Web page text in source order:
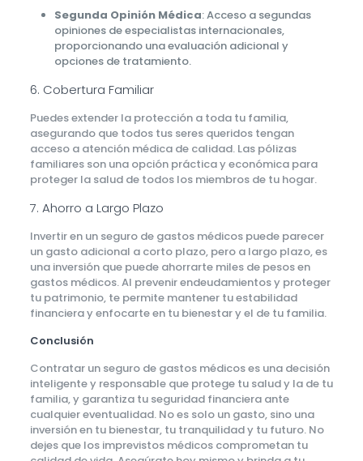
Segunda Opinión Médica: Acceso a segundas
opiniones de especialistas internacionales,
proporcionando una evaluación adicional y
opciones de tratamiento.
6. Cobertura Familiar
Puedes extender la protección a toda tu familia,
asegurando que todos tus seres queridos tengan
acceso a atención médica de calidad. Las pólizas
familiares son una opción práctica y económica para
proteger la salud de todos los miembros de tu hogar.
7. Ahorro a Largo Plazo
Invertir en un seguro de gastos médicos puede parecer
un gasto adicional a corto plazo, pero a largo plazo, es
una inversión que puede ahorrarte miles de pesos en
gastos médicos. Al prevenir endeudamientos y proteger
tu patrimonio, te permite mantener tu estabilidad
financiera y enfocarte en tu bienestar y el de tu familia.
Conclusión
Contratar un seguro de gastos médicos es una decisión
inteligente y responsable que protege tu salud y la de tu
familia, y garantiza tu seguridad financiera ante
cualquier eventualidad. No es solo un gasto, sino una
inversión en tu bienestar, tu tranquilidad y tu futuro. No
dejes que los imprevistos médicos comprometan tu